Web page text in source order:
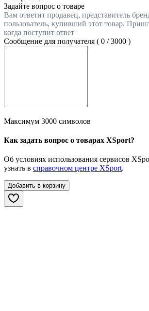
Задайте вопрос о товаре
Вам ответит продавец, представитель
пользователь, купивший этот товар.
когда поступит ответ
Сообщение для получателя ( 0 /3000 )
Максимум 3000 символов
Как задать вопрос о товарах XSport?
Об условиях использования сервисов
узнать в справочном центре XSport.
Добавить в корзину